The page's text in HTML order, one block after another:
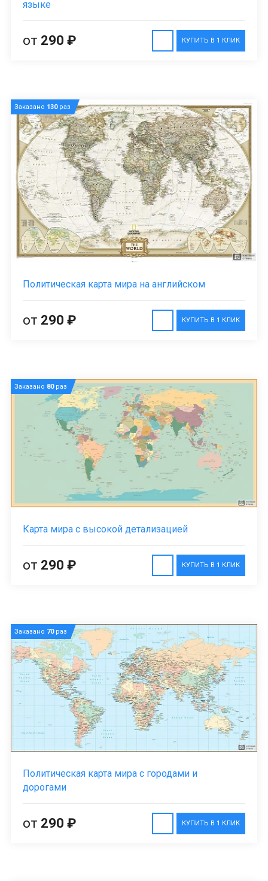
языке
КУПИТЬ В 1 КЛИК
от 290 ₽
Заказано 130раз
Политическая карта мира на английском
КУПИТЬ В 1 КЛИК
от 290 ₽
Заказано 80раз
Карта мира с высокой детализацией
КУПИТЬ В 1 КЛИК
от 290 ₽
Заказано 70раз
Политическая карта мира с городами и
дорогами
КУПИТЬ В 1 КЛИК
от 290 ₽